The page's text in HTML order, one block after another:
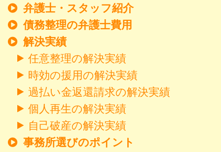
弁護士・スタッフ紹介
債務整理の弁護士費用
解決実績
任意整理の解決実績
時効の援用の解決実績
過払い金返還請求の解決実績
個人再生の解決実績
自己破産の解決実績
事務所選びのポイント